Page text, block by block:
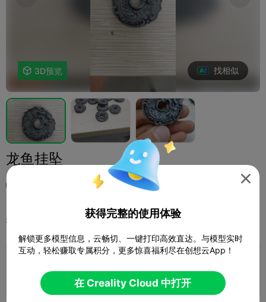
 3D预览 找相似
龙鱼挂坠
打印配置 时尚
赚取更多积分

获得完整的使用体验
解锁更多模型信息，云畅切、一键打印高效直达。与模型实时
互动，轻松赚取专属积分，更多惊喜福利尽在创想云App！
在 Creality Cloud 中打开